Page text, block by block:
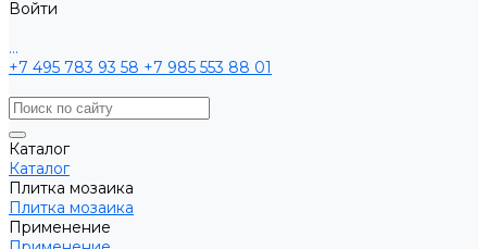
Войти
...
+7 495 783 93 58 +7 985 553 88 01
Каталог
Каталог
Плитка мозаика
Плитка мозаика
Применение